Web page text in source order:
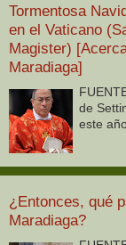
Tormentosa
en el Vaticano
Magister)
Maradiaga]
de
este
¿Entonces, qué
Maradiaga?